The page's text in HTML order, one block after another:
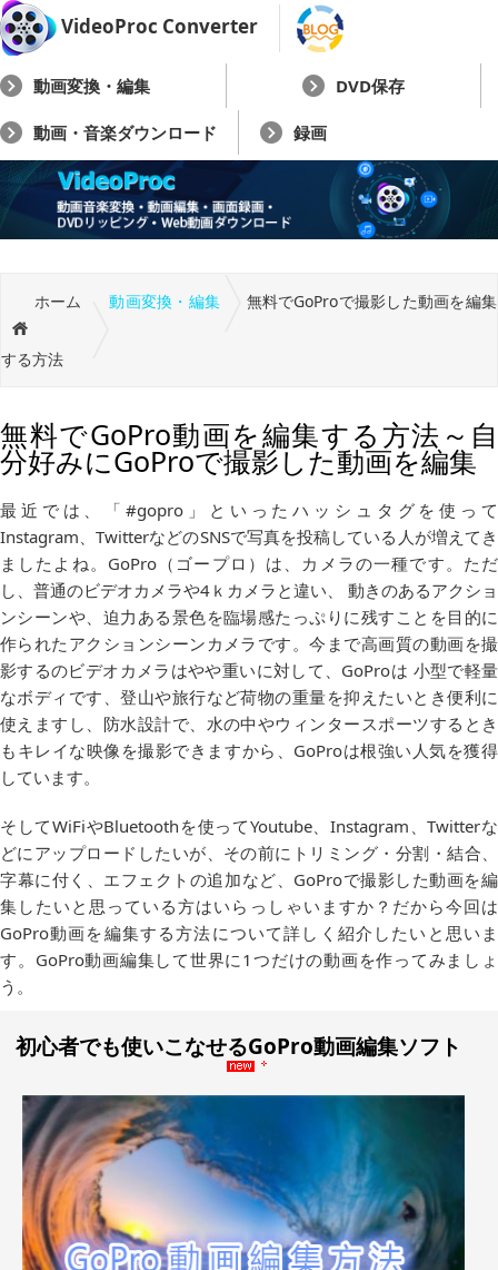
VideoProc Converter
動画変換・編集 DVD保存
動画・音楽ダウンロード 録画
ホーム 動画変換・編集 無料でGoProで撮影した動画を編集
する方法
無料でGoPro動画を編集する方法～自
分好みにGoProで撮影した動画を編集
最近では、「#gopro」といったハッシュタグを使って
Instagram、TwitterなどのSNSで写真を投稿している人が増えてき
ましたよね。GoPro（ゴープロ）は、カメラの一種です。ただ
し、普通のビデオカメラや4ｋカメラと違い、 動きのあるアクショ
ンシーンや、迫力ある景色を臨場感たっぷりに残すことを目的に
作られたアクションシーンカメラです。今まで高画質の動画を撮
影するのビデオカメラはやや重いに対して、GoProは 小型で軽量
なボディです、登山や旅行など荷物の重量を抑えたいとき便利に
使えますし、防水設計で、水の中やウィンタースポーツするとき
もキレイな映像を撮影できますから、GoProは根強い人気を獲得
しています。
そしてWiFiやBluetoothを使ってYoutube、Instagram、Twitterな
どにアップロードしたいが、その前にトリミング・分割・結合、
字幕に付く、エフェクトの追加など、GoProで撮影した動画を編
集したいと思っている方はいらっしゃいますか？だから今回は
GoPro動画を編集する方法について詳しく紹介したいと思いま
す。GoPro動画編集して世界に1つだけの動画を作ってみましょ
う。
初心者でも使いこなせるGoPro動画編集ソフト